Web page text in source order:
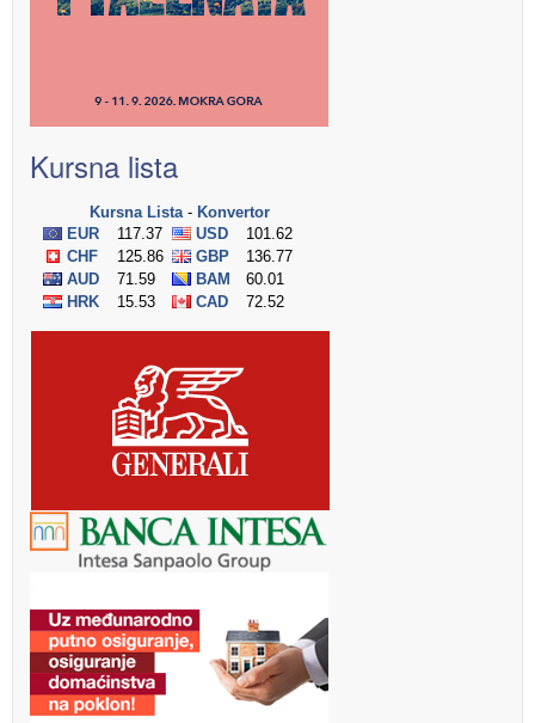
Kursna lista